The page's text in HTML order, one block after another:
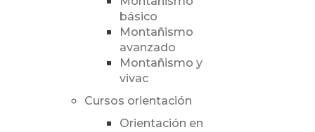
básico
Montañismo
avanzado
Montañismo y
vivac
Cursos orientación
Orientación en